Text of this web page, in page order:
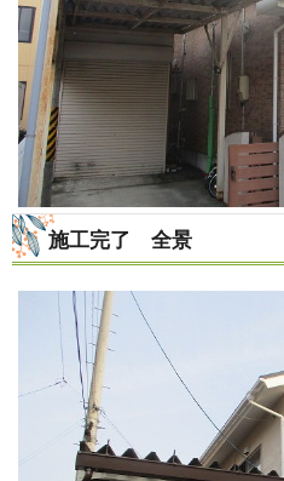
施工完了 全景